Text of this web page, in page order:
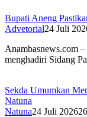
Bupati Aneng
Advetorial24 Juli
Anambasnews.com
menghadiri Sidang
Sekda Umumkan
Natuna
Natuna24 Juli 2026